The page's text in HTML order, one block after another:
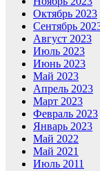
Октябрь 2023
Сентябрь
Август 2023
Июль 2023
Июнь 2023
Май 2023
Апрель 2023
Март 2023
Февраль 2023
Январь 2023
Май 2022
Май 2021
Июль 2011